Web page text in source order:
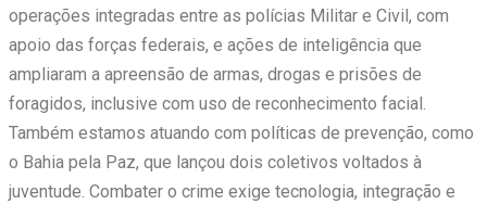
operações integradas entre as polícias Militar e Civil, com
apoio das forças federais, e ações de inteligência que
ampliaram a apreensão de armas, drogas e prisões de
foragidos, inclusive com uso de reconhecimento facial.
Também estamos atuando com políticas de prevenção, como
o Bahia pela Paz, que lançou dois coletivos voltados à
juventude. Combater o crime exige tecnologia, integração e